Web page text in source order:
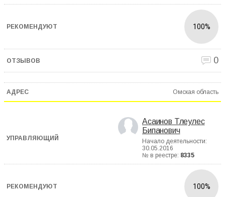
100%
0
Омская область
Асаинов Тлеулес
Бипанович
Начало деятельности:
30.05.2016
№ в реестре: 8335
100%